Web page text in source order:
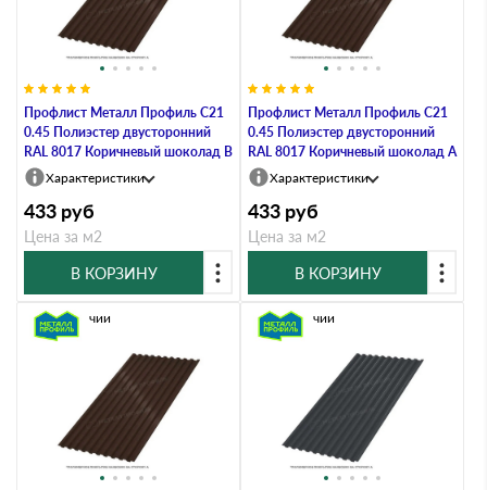
Профлист Металл Профиль C21
0.45 Полиэстер двусторонний
RAL 8017 Коричневый шоколад B
Характеристики
433 руб
Цена за м2
В КОРЗИНУ
Профлист Металл Профиль C21
0.45 Полиэстер двусторонний
RAL 8017 Коричневый шоколад A
Характеристики
433 руб
Цена за м2
В КОРЗИНУ
В наличии В наличии